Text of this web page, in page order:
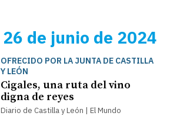
26 de junio de 2024
OFRECIDO POR LA JUNTA DE CASTILLA
Y LEÓN
Cigales, una ruta del vino
digna de reyes
Diario de Castilla y León | El Mundo